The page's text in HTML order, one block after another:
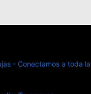
- Conectamos a toda